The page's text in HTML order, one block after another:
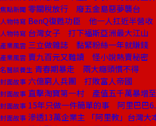
焦點新聞 零關稅放行 廢五金島惡夢襲台
人物特寫 BenQ復甦功臣 他一人扛近半營收
人物特寫 台灣女子 打下福斯亞洲最大江山
產業風雲 三立做雜誌 黏緊粉絲一年就賺錢
產業風雲 賣九百元又難讀 怪小說熱賣秘密
名醫談養生 青春期暴走 兩大癮頭慣不得
封面故事 六億窮人兵團 打敗富人帝國
封面故事 直擊淘寶第一村 產值五千萬暴增
封面故事 15年只做一件簡單的事 阿里巴巴
封面故事 滲透13萬企業主 「阿里教」台灣大